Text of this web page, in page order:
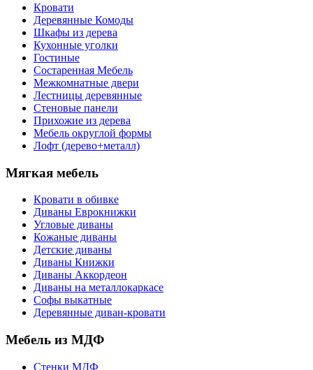
Кровати
Деревянные Комоды
Шкафы из дерева
Кухонные уголки
Гостиные
Состаренная Мебель
Межкомнатные двери
Лестницы деревянные
Стеновые панели
Прихожие из дерева
Мебель округлой формы
Лофт (дерево+металл)
Мягкая мебель
Кровати в обивке
Диваны Еврокнижки
Угловые диваны
Кожаные диваны
Детские диваны
Диваны Книжки
Диваны Аккордеон
Диваны на металлокаркасе
Софы выкатные
Деревянные диван-кровати
Мебель из МДФ
Стенки МДФ